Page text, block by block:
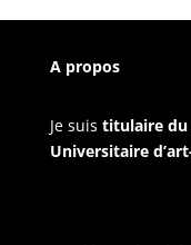
A propos
Je suis titulaire du
Universitaire